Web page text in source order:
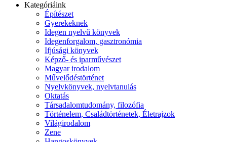
Kategóriáink
Építészet
Gyerekeknek
Idegen nyelvű könyvek
Idegenforgalom, gasztronómia
Ifjúsági könyvek
Képző- és iparművészet
Magyar irodalom
Művelődéstörténet
Nyelvkönyvek, nyelvtanulás
Oktatás
Társadalomtudomány, filozófia
Történelem, Családtörténetek, Életrajzok
Világirodalom
Zene